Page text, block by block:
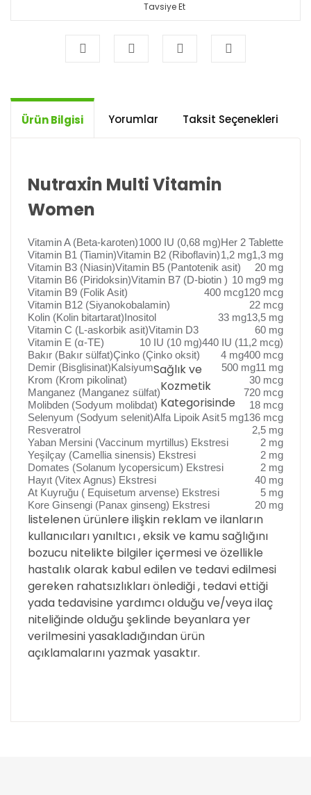
Tavsiye Et
Ürün Bilgisi Yorumlar Taksit Seçenekleri
Nutraxin Multi Vitamin
Women
Her 2 Tablette
Vitamin A (Beta-karoten)1000 IU (0,68 mg)
Vitamin B1 (Tiamin)
1,3 mg
Vitamin B2 (Riboflavin)1,2 mg
Vitamin B3 (Niasin)
20 mg
Vitamin B5 (Pantotenik asit)
9 mg
Vitamin B6 (Piridoksin) 10 mg
Vitamin B7 (D-biotin )
120 mcg
Vitamin B9 (Folik Asit)
400 mcg
Vitamin B12 (Siyanokobalamin)
22 mcg
Kolin (Kolin bitartarat)
13,5 mg
Inositol
33 mg
Vitamin C (L-askorbik asit)
60 mg
Vitamin D3
440 IU (11,2 mcg)
Vitamin E (α-TE)
10 IU (10 mg)
Bakır (Bakır sülfat)
400 mcg
Çinko (Çinko oksit)
4 mg
Demir (Bisglisinat)
11 mg
Kalsiyum
500 mg
Krom (Krom pikolinat)
30 mcg
Manganez (Manganez sülfat)
720 mcg
Molibden (Sodyum molibdat)
18 mcg
Selenyum (Sodyum selenit)
136 mcg
Alfa Lipoik Asit5 mg
Resveratrol
2,5 mg
Yaban Mersini (Vaccinum myrtillus) Ekstresi
2 mg
Yeşilçay (Camellia sinensis) Ekstresi
2 mg
Domates (Solanum lycopersicum) Ekstresi
2 mg
Hayıt (Vitex Agnus) Ekstresi
40 mg
At Kuyruğu ( Equisetum arvense) Ekstresi
5 mg
Kore Ginsengi (Panax ginseng) Ekstresi
20 mg
Sağlık ve
Kozmetik
Kategorisinde
listelenen ürünlere ilişkin reklam ve ilanların
kullanıcıları yanıltıcı , eksik ve kamu sağlığını
bozucu nitelikte bilgiler içermesi ve özellikle
hastalık olarak kabul edilen ve tedavi edilmesi
gereken rahatsızlıkları önlediği , tedavi ettiği
yada tedavisine yardımcı olduğu ve/veya ilaç
niteliğinde olduğu şeklinde beyanlara yer
verilmesini yasakladığından ürün
açıklamalarını yazmak yasaktır.
Bu ürünün fiyat bilgisi, resim, ürün açıklamalarında